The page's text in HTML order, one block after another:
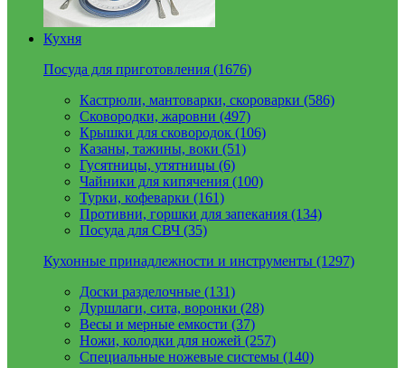
Кухня
Посуда для приготовления (1676)
Кастрюли, мантоварки, скороварки (586)
Сковородки, жаровни (497)
Крышки для сковородок (106)
Казаны, тажины, воки (51)
Гусятницы, утятницы (6)
Чайники для кипячения (100)
Турки, кофеварки (161)
Противни, горшки для запекания (134)
Посуда для СВЧ (35)
Кухонные принадлежности и инструменты (1297)
Доски разделочные (131)
Дуршлаги, сита, воронки (28)
Весы и мерные емкости (37)
Ножи, колодки для ножей (257)
Специальные ножевые системы (140)